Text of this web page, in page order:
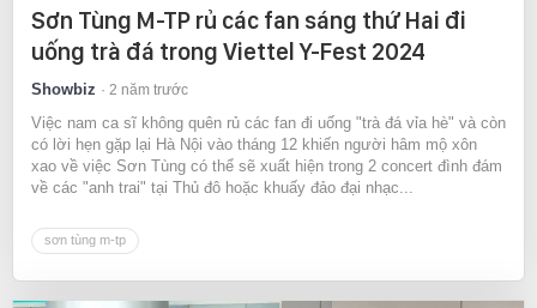
Sơn Tùng M-TP rủ các fan sáng thứ Hai đi
uống trà đá trong Viettel Y-Fest 2024
Showbiz 2 năm trước
Việc nam ca sĩ không quên rủ các fan đi uống "trà đá vỉa hè" và còn
có lời hẹn gặp lại Hà Nội vào tháng 12 khiến người hâm mộ xôn
xao về việc Sơn Tùng có thể sẽ xuất hiện trong 2 concert đình đám
về các "anh trai" tại Thủ đô hoặc khuấy đảo đại nhạc...
sơn tùng m-tp